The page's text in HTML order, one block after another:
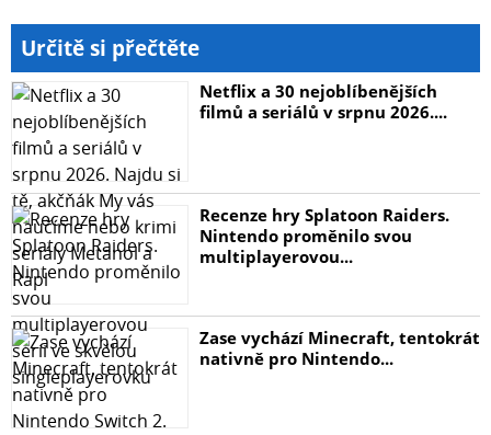
Určitě si přečtěte
Netflix a 30 nejoblíbenějších
filmů a seriálů v srpnu 2026....
Recenze hry Splatoon Raiders.
Nintendo proměnilo svou
multiplayerovou...
Zase vychází Minecraft, tentokrát
nativně pro Nintendo...